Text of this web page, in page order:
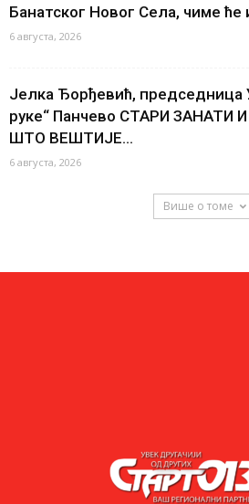
Банатског Новог Села, чиме ће
6 августа, 2026
Јелка Ђорђевић,
руке“ Панчево СТАРИ ЗАНАТИ
ШТО ВЕШТИЈЕ...
6 августа, 2026
Више о томе